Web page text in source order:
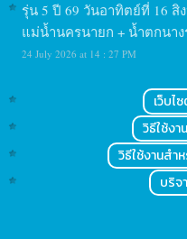
รุ่น 5 ปี 69 วันอาทิตย์ที่ 16 สิ
แม่น้ำนครนายก + น้ำตกนาง
24 July 2026 at 14 : 27 PM
เว็บไ
วิธีใช้ง
วิธีใช้งานสำ
บริจ